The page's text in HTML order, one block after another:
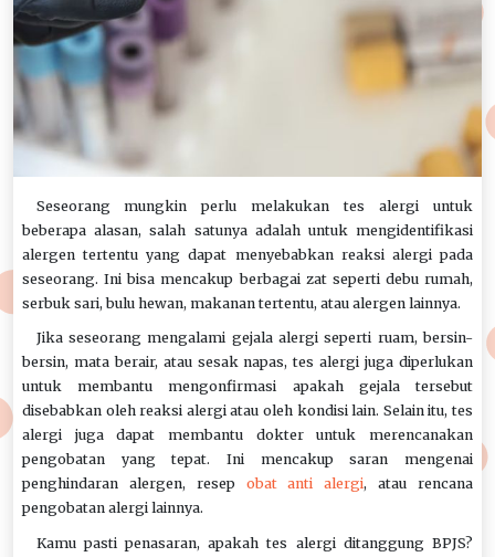
Seseorang mungkin perlu melakukan tes alergi untuk
beberapa alasan, salah satunya adalah untuk mengidentifikasi
alergen tertentu yang dapat menyebabkan reaksi alergi pada
seseorang. Ini bisa mencakup berbagai zat seperti debu rumah,
serbuk sari, bulu hewan, makanan tertentu, atau alergen lainnya.
Jika seseorang mengalami gejala alergi seperti ruam, bersin-
bersin, mata berair, atau sesak napas, tes alergi juga diperlukan
untuk membantu mengonfirmasi apakah gejala tersebut
disebabkan oleh reaksi alergi atau oleh kondisi lain. Selain itu, tes
alergi juga dapat membantu dokter untuk merencanakan
pengobatan yang tepat. Ini mencakup saran mengenai
penghindaran alergen, resep obat anti alergi, atau rencana
pengobatan alergi lainnya.
Kamu pasti penasaran, apakah tes alergi ditanggung BPJS?